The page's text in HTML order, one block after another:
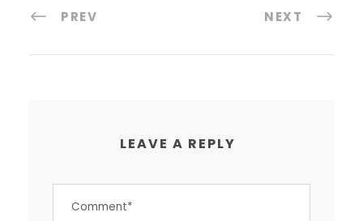
PREV NEXT
LEAVE A REPLY